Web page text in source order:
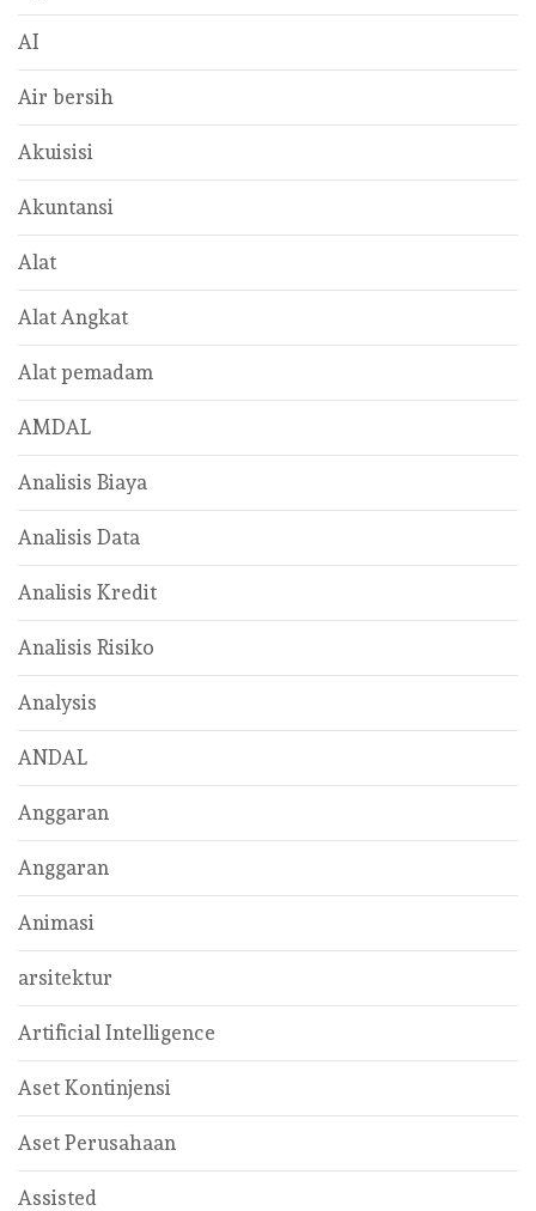
AI
Air bersih
Akuisisi
Akuntansi
Alat
Alat Angkat
Alat pemadam
AMDAL
Analisis Biaya
Analisis Data
Analisis Kredit
Analisis Risiko
Analysis
ANDAL
Anggaran
Anggaran
Animasi
arsitektur
Artificial Intelligence
Aset Kontinjensi
Aset Perusahaan
Assisted